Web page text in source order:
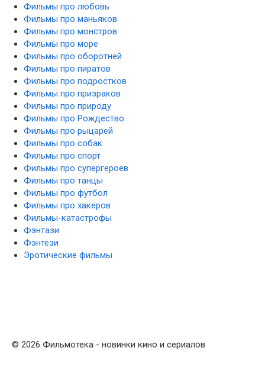
Фильмы про любовь
Фильмы про маньяков
Фильмы про монстров
Фильмы про море
Фильмы про оборотней
Фильмы про пиратов
Фильмы про подростков
Фильмы про призраков
Фильмы про природу
Фильмы про Рождество
Фильмы про рыцарей
Фильмы про собак
Фильмы про спорт
Фильмы про супергероев
Фильмы про танцы
Фильмы про футбол
Фильмы про хакеров
Фильмы-катастрофы
Фэнтази
Фэнтези
Эротические фильмы
© 2026 Фильмотека - новинки кино и сериалов